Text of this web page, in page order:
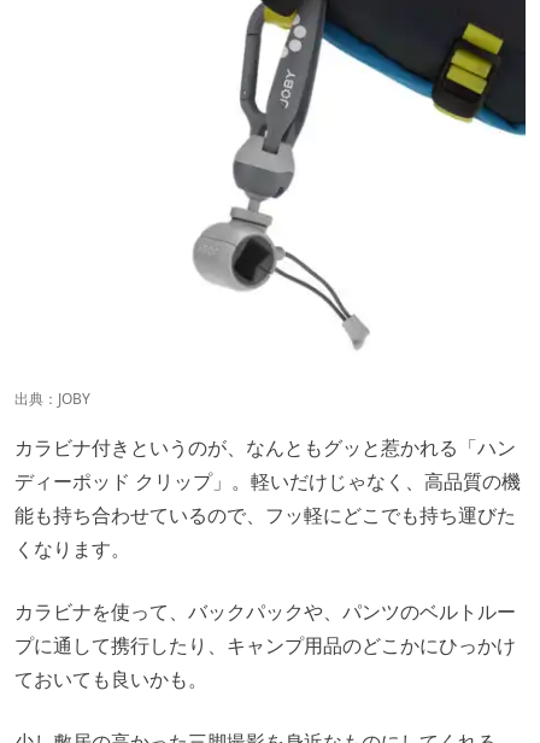
出典： JOBY
カラビナ付きというのが、なんともグッと惹かれる「ハン
ディーポッド クリップ」。軽いだけじゃなく、高品質の機
能も持ち合わせているので、フッ軽にどこでも持ち運びた
くなります。
カラビナを使って、バックパックや、パンツのベルトルー
プに通して携行したり、キャンプ用品のどこかにひっかけ
ておいても良いかも。